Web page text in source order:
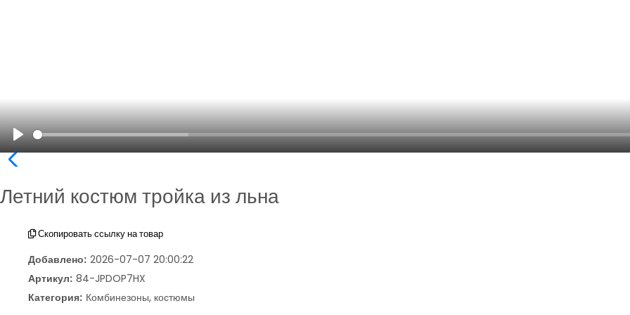
Play
Летний костюм тройка из льна
Скопировать ссылку на товар
Добавлено: 2026-07-07 20:00:22
Артикул: 84-JPDOP7HX
Категория: Комбинезоны, костюмы